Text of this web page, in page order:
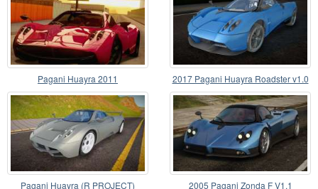
Pagani Huayra 2011 2017 Pagani Huayra Roadster v1.0
Pagani Huayra (R PROJECT) 2005 Pagani Zonda F V1.1